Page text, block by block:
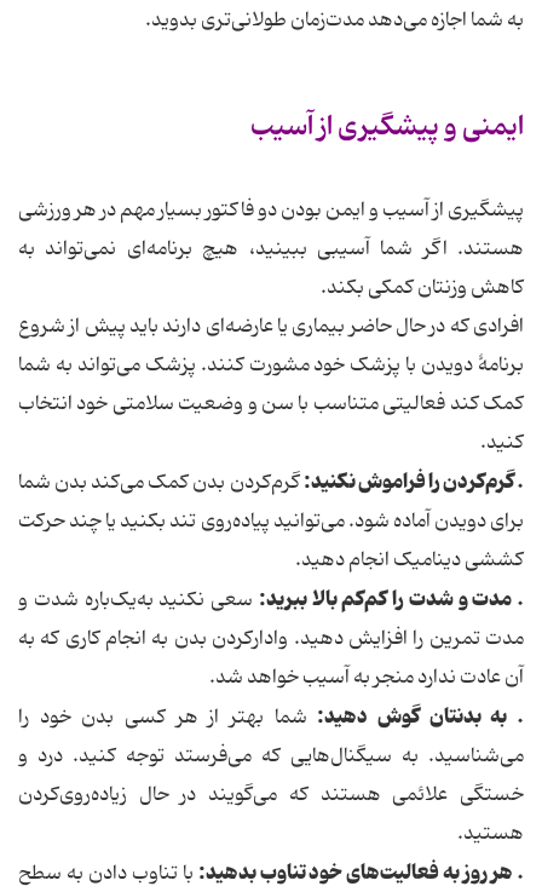
به شما اجازه می‌دهد مدت‌زمان طولانی‌تری بدوید.
ایمنی و پیشگیری از آسیب
پیشگیری از آسیب و ایمن بودن دو فاکتور بسیار مهم در هر ورزشی
هستند. اگر شما آسیبی ببینید، هیچ برنامه‌ای نمی‌تواند به
کاهش وزنتان کمکی بکند.
افرادی که در حال حاضر بیماری یا عارضه‌ای دارند باید پیش از شروع
برنامهٔ دویدن با پزشک خود مشورت کنند. پزشک می‌تواند به شما
کمک کند فعالیتی متناسب با سن و وضعیت سلامتی خود انتخاب
کنید.
. گرم‌کردن را فراموش نکنید:گرم‌کردن بدن کمک می‌کند بدن شما
برای دویدن آماده شود. می‌توانید پیاده‌روی تند بکنید یا چند حرکت
کششی دینامیک انجام دهید.
. مدت و شدت را کم‌کم بالا ببرید: سعی نکنید به‌یک‌باره شدت و
مدت تمرین را افزایش دهید. وادارکردن بدن به انجام کاری که به
آن عادت ندارد منجر به آسیب خواهد شد.
. به بدنتان گوش دهید: شما بهتر از هر کسی بدن خود را
می‌شناسید. به سیگنال‌هایی که می‌فرستد توجه کنید. درد و
خستگی علائمی هستند که می‌گویند در حال زیاده‌روی‌کردن
هستید.
. هر روز به فعالیت‌های خود تناوب بدهید: با تناوب دادن به سطح